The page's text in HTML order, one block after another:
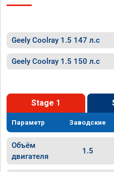
Geely Coolray 1.5 147 л.с
Geely Coolray 1.5 150 л.с
Stage 1
Параметр Заводские
Объём
двигателя
1.5